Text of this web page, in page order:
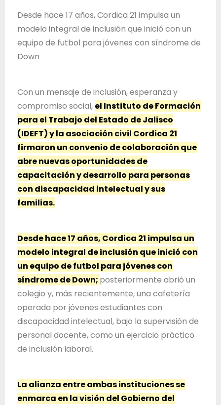
r
a
b
o
d
e
l
E
s
t
a
e
J
a
l
i
s
c
o
Santos
Jiménez
Desde hace 17 años, Cordica 21 impulsa un
modelo integral de inclusión que inició con un
equipo de futbol para jóvenes con síndrome de
Down
Con un mensaje de inclusión, esperanza y
compromiso social, el Instituto de Formación
para el Trabajo del Estado de Jalisco
(IDEFT) y la asociación civil Cordica 21
firmaron un convenio de colaboración que
abre nuevas oportunidades de
capacitación y desarrollo para personas
con discapacidad intelectual y sus
familias.
Desde hace 17 años, Cordica 21 impulsa un
modelo integral de inclusión que inició con
un equipo de futbol para jóvenes con
síndrome de Down; posteriormente abrió un
colegio y, más recientemente, una cafetería
operada por jóvenes estudiantes con
discapacidad intelectual, bajo la supervisión de
personal docente, como un ejercicio práctico
de inclusión laboral.
La alianza entre ambas instituciones se
enmarca en la visión del Gobierno del